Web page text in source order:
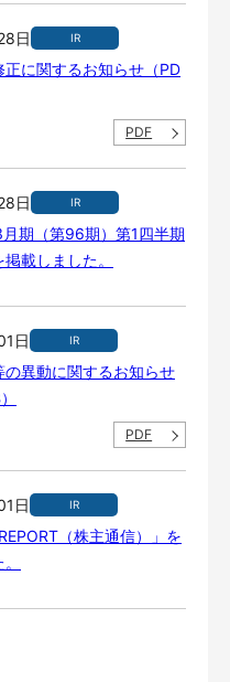
日 IR
正に関するお知らせ（PD
PDF
日 IR
月期（第96期）第1四半期
載しました。
日 IR
の異動に関するお知らせ
PDF
日 IR
（株主通信）」を